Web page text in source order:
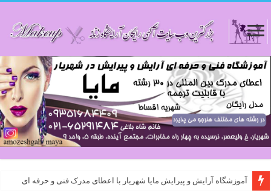
آموزشگاه آرایش و پیرایش مایا شهریار با اعطای مدرک فنی و حرفه ای